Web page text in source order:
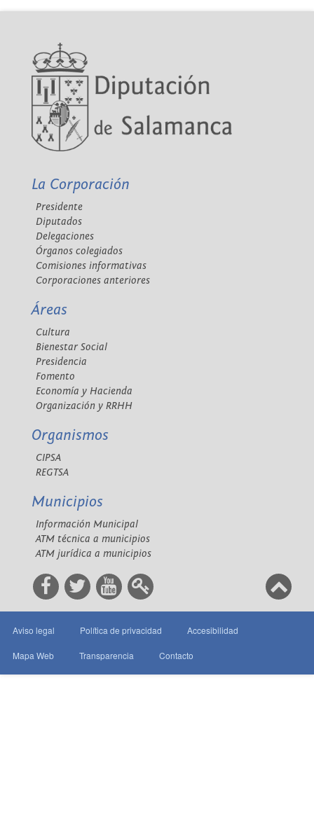
La Corporación
Presidente
Diputados
Delegaciones
Órganos colegiados
Comisiones informativas
Corporaciones anteriores
Áreas
Cultura
Bienestar Social
Presidencia
Fomento
Economía y Hacienda
Organización y RRHH
Organismos
CIPSA
REGTSA
Municipios
Información Municipal
ATM técnica a municipios
ATM jurídica a municipios
Aviso legal Política de privacidad Accesibilidad
Mapa Web Transparencia Contacto